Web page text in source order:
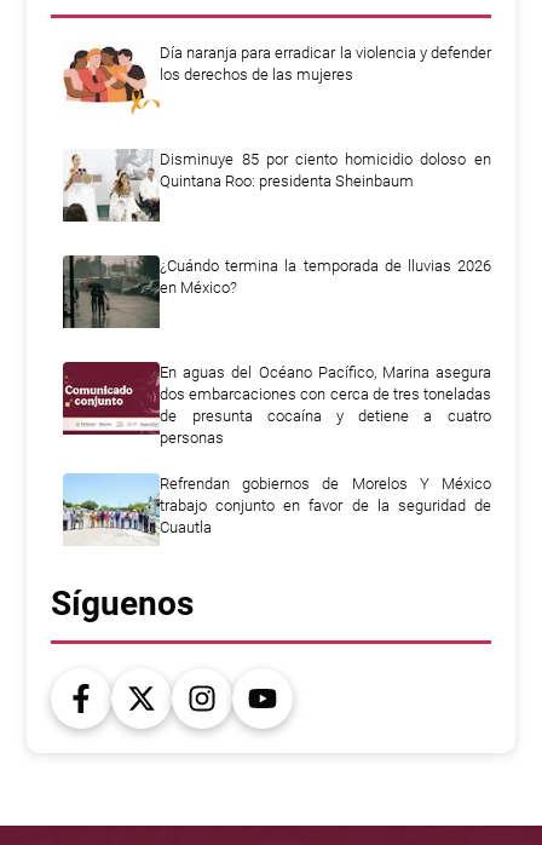
Día naranja para erradicar la violencia y defender
los derechos de las mujeres
Disminuye 85 por ciento homicidio doloso en
Quintana Roo: presidenta Sheinbaum
¿Cuándo termina la temporada de lluvias 2026
en México?
En aguas del Océano Pacífico, Marina asegura
dos embarcaciones con cerca de tres toneladas
de presunta cocaína y detiene a cuatro
personas
Refrendan gobiernos de Morelos Y México
trabajo conjunto en favor de la seguridad de
Cuautla
Síguenos